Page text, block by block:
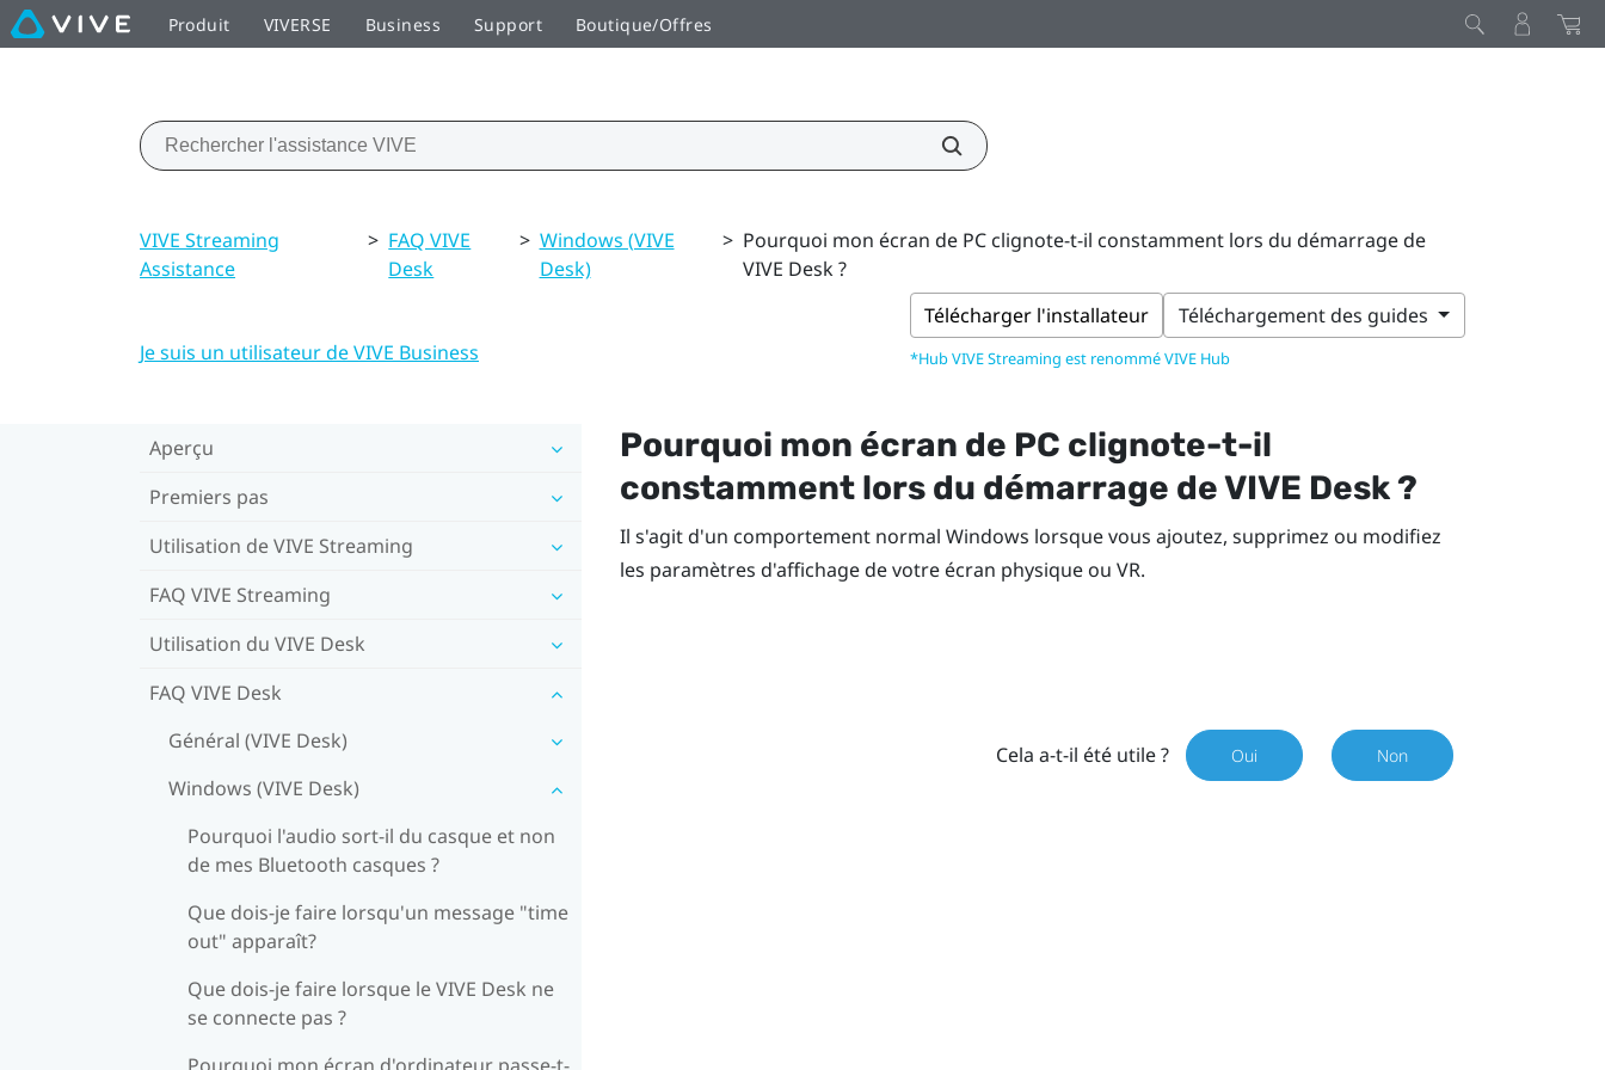
Produit VIVERSE Business Support Boutique/Offres
VIVE Streaming
Assistance
> FAQ VIVE
Desk
> Windows (VIVE
Desk)
> Pourquoi mon écran de PC clignote-t-il constamment lors du démarrage de
VIVE Desk ?
Télécharger l'installateur
*Hub VIVE Streaming est renommé VIVE Hub
Téléchargement des guides
Je suis un utilisateur de VIVE Business
Aperçu
Premiers pas
Utilisation de VIVE Streaming
FAQ VIVE Streaming
Utilisation du VIVE Desk
FAQ VIVE Desk
Général (VIVE Desk)
Windows (VIVE Desk)
Pourquoi l'audio sort-il du casque et non
de mes Bluetooth casques ?
Que dois-je faire lorsqu'un message "time
out" apparaît?
Que dois-je faire lorsque le VIVE Desk ne
se connecte pas ?
Pourquoi mon écran de PC clignote-t-il
constamment lors du démarrage deVIVE Desk?
Il s'agit d'un comportement normal Windows lorsque vous ajoutez, supprimez ou modifiez
les paramètres d'affichage de votre écran physique ou VR.
Cela a-t-il été utile ? Oui Non